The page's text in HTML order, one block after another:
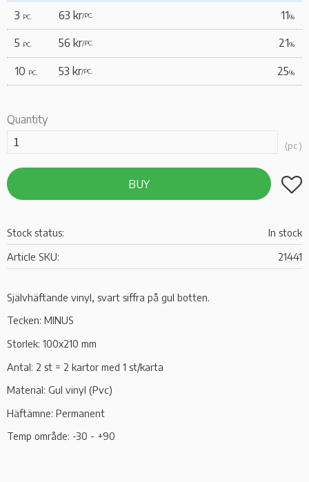
3 PC. 63 kr/PC. 11%
5 PC. 56 kr/PC. 21%
10 PC. 53 kr/PC. 25%
Quantity
pc.
BUY Add
Stock status
In stock
Article SKU
21441
Självhäftande vinyl, svart siffra på gul botten.
Tecken: MINUS
Storlek: 100x210 mm
Antal: 2 st = 2 kartor med 1 st/karta
Material: Gul vinyl (Pvc)
Häftämne: Permanent
Temp område: -30 - +90